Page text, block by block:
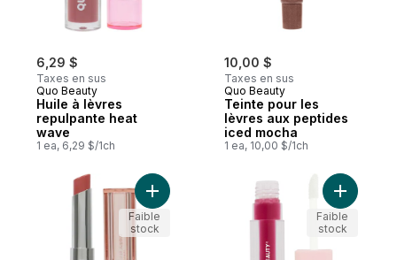
6,29 $
Taxes en sus
Quo Beauty
Huile à lèvres
repulpante heat
wave
1 ea, 6,29 $/1ch
10,00 $
Taxes en sus
Quo Beauty
Teinte pour les
lèvres aux peptides
iced mocha
1 ea, 10,00 $/1ch
Ajouter Baume à lèvres brillant bare au
Faible
stock
Ajouter
Faible
stock